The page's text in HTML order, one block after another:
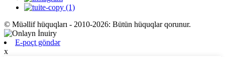
© Müəllif hüquqları - 2010-2026: Bütün hüquqlar qorunur.
E-poçt göndər
x